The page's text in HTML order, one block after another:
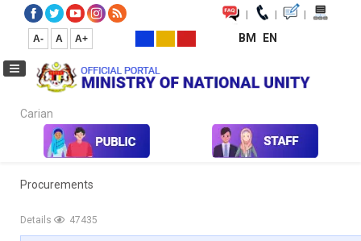
| | |
A- A A+ BM EN
Carian...
Services Other Services Procurements
Procurements
Details 47435